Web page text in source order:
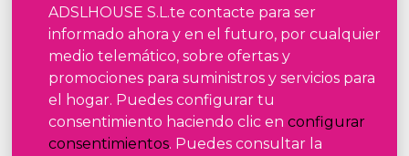
ADSLHOUSE S.L.te contacte para ser
informado ahora y en el futuro, por cualquier
medio telemático, sobre ofertas y
promociones para suministros y servicios para
el hogar. Puedes configurar tu
consentimiento haciendo clic en configurar
consentimientos. Puedes consultar la